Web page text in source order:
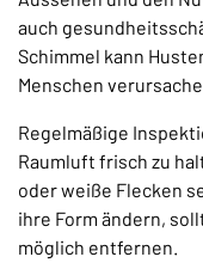
auch
Schimmel kann
Menschen
Regelmäßige
Raumluft frisch zu
oder weiße Flecken
ihre Form ändern,
möglich entfernen.